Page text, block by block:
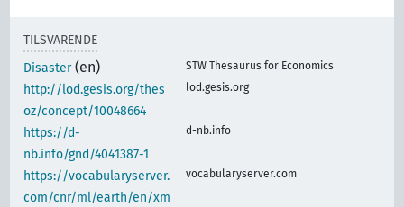
TILSVARENDE
Disaster (en) STW Thesaurus for Economics
http://lod.gesis.org/thes
oz/concept/10048664
lod.gesis.org
https://d-
nb.info/gnd/4041387-1
d-nb.info
https://vocabularyserver.
com/cnr/ml/earth/en/xm
vocabularyserver.com